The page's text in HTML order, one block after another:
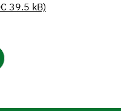
39.5 kB)